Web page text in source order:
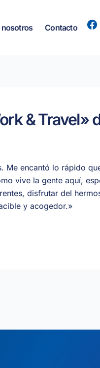
nosotros Contacto
& Travel»
encantó lo rápido
vive la gente aquí,
, disfrutar del
y acogedor.»